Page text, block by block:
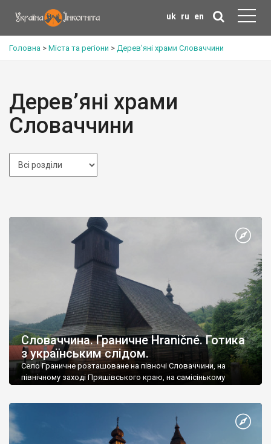
uk ru en
Головна > Міста та регіони > Дерев'яні храми Словаччини
Дерев’яні храми
Словаччини
Словаччина. Граничне Hraničné. Готика
з українським слідом.
Село Граничне розташоване на півночі Словаччини, на
північному заході Пряшівського краю, на самісінькому